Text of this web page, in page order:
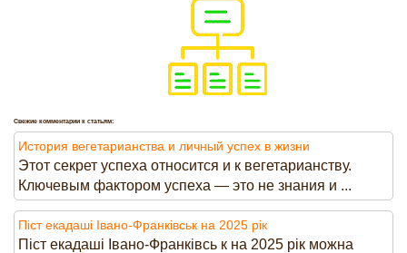
Свежие комментарии к статьям:
История вегетарианства и личный успех в жизни
Этот секрет успеха относится и к вегетарианству.
Ключевым фактором успеха — это не знания и ...
Піст екадаші Івано-Франківськ на 2025 рік
Піст екадаші Івано-Франківсь к на 2025 рік можна